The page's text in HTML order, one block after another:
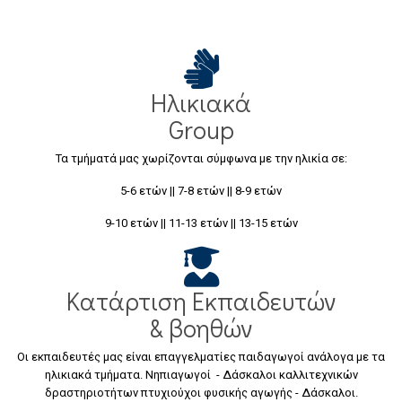
Ηλικιακά
Group
Τα τμήματά μας χωρίζονται σύμφωνα με την ηλικία σε:
5-6 ετών || 7-8 ετών || 8-9 ετών
9-10 ετών || 11-13 ετών || 13-15 ετών
Κατάρτιση Εκπαιδευτών
& βοηθών
Οι εκπαιδευτές μας είναι επαγγελματίες παιδαγωγοί ανάλογα με τα
ηλικιακά τμήματα. Νηπιαγωγοί - Δάσκαλοι καλλιτεχνικών
δραστηριοτήτων πτυχιούχοι φυσικής αγωγής - Δάσκαλοι.